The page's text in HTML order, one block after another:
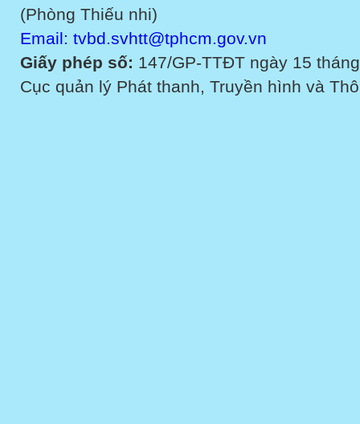
(Phòng Thiếu nhi)
Email: tvbd.svhtt@tphcm.gov.vn
Giấy phép số: 147/GP-TTĐT ngày 15
Cục quản lý Phát thanh, Truyền hình và